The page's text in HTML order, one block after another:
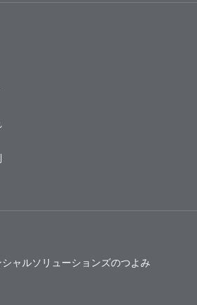
ャルソリューションズのつよみ